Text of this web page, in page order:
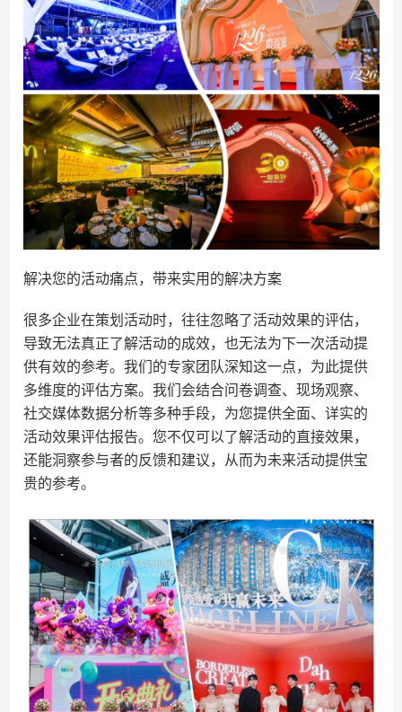
解决您的活动痛点，带来实用的解决方案
很多企业在策划活动时，往往忽略了活动效果的评估，
导致无法真正了解活动的成效，也无法为下一次活动提
供有效的参考。我们的专家团队深知这一点，为此提供
多维度的评估方案。我们会结合问卷调查、现场观察、
社交媒体数据分析等多种手段，为您提供全面、详实的
活动效果评估报告。您不仅可以了解活动的直接效果，
还能洞察参与者的反馈和建议，从而为未来活动提供宝
贵的参考。